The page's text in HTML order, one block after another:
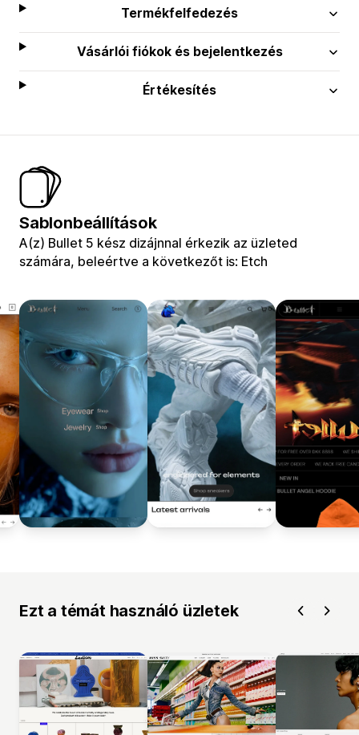
Termékfelfedezés
Vásárlói fiókok és bejelentkezés
Értékesítés
Sablonbeállítások
A(z) Bullet 5 kész dizájnnal érkezik az üzleted
számára, beleértve a következőt is: Etch
Ezt a témát használó üzletek